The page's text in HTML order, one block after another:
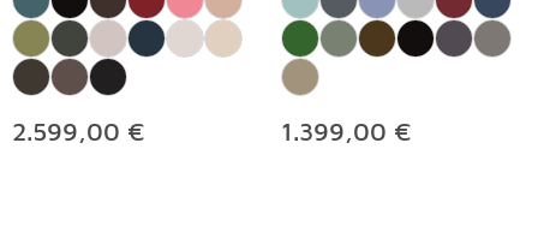
2.599,00 € 1.399,00 €